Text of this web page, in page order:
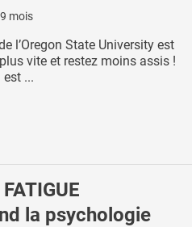
mois
l’Oregon State University est
vite et restez moins assis !
est ...
la psychologie